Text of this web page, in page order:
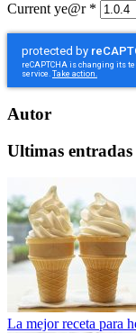
Current ye@r *
Autor
Ultimas entradas
La mejor receta para